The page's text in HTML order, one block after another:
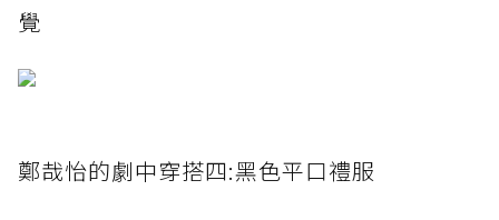
覺
鄭哉怡的劇中穿搭四:黑色平口禮服